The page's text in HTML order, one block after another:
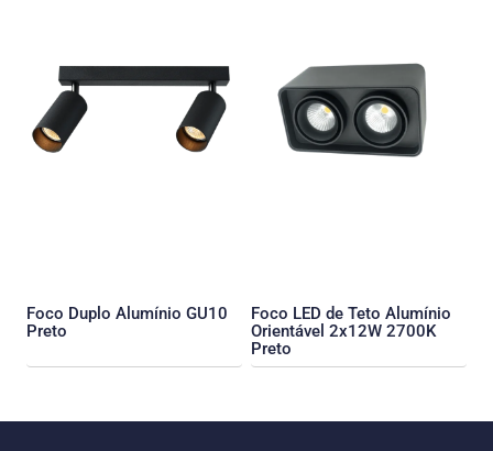
Foco Duplo Alumínio GU10
Preto
Foco LED de Teto Alumínio
Orientável 2x12W 2700K
Preto